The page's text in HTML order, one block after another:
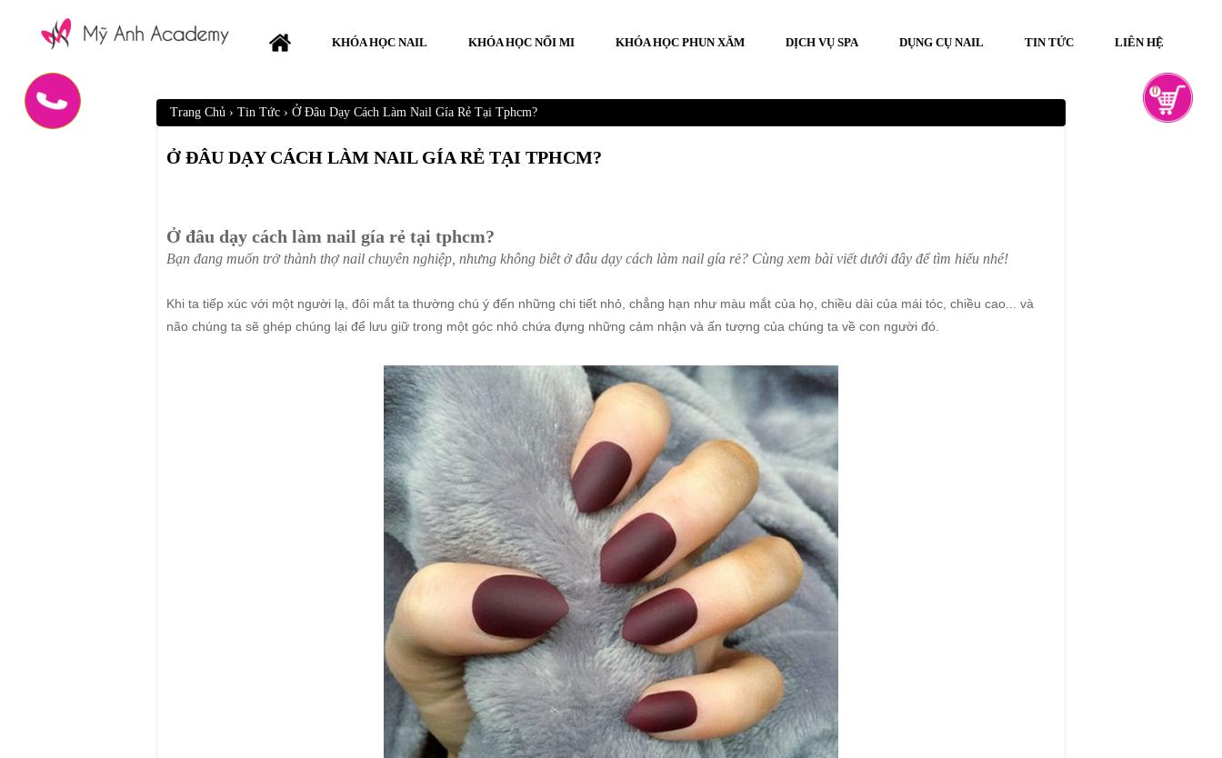
0
KHÓA HỌC NAIL KHÓA HỌC NỐI MI KHÓA HỌC PHUN XĂM DỊCH VỤ SPA DỤNG CỤ NAIL TIN TỨC LIÊN HỆ
Trang Chủ › Tin Tức › Ở Đâu Dạy Cách Làm Nail Gía Rẻ Tại Tphcm?
Ở ĐÂU DẠY CÁCH LÀM NAIL GÍA RẺ TẠI TPHCM?
Ở đâu dạy cách làm nail gía rẻ tại tphcm?
Bạn đang muốn trở thành thợ nail chuyên nghiệp, nhưng không biêt ở đâu dạy cách làm nail gía rẻ? Cùng xem bài viết dưới đây để tìm hiểu nhé!
Khi ta tiếp xúc với một người lạ, đôi mắt ta thường chú ý đến những chi tiết nhỏ, chẳng hạn như màu mắt của họ, chiều dài của mái tóc, chiều cao... và
não chúng ta sẽ ghép chúng lại để lưu giữ trong một góc nhỏ chứa đựng những cảm nhận và ấn tượng của chúng ta về con người đó.